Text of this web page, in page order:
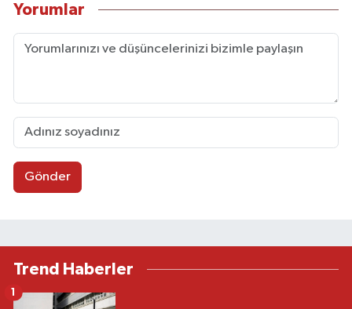
Yorumlar
Gönder
Trend Haberler
1